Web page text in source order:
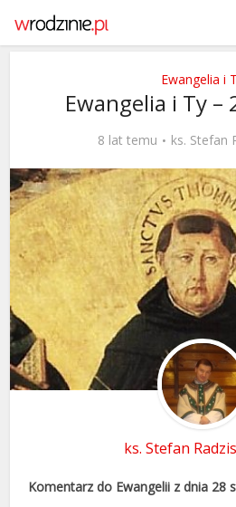
Ewangelia i
Ewangelia i Ty –
8 lat temu ks. Stefan
ks. Stefan
Komentarz do Ewangelii z dnia 28